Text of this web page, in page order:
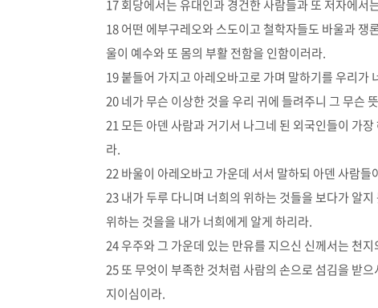
17 회당에서는 유대인과 경건한 사람들과 또 저자에서
18 어떤 에부구레오와 스도이고 철학자들도 바울과
울이 예수와 또 몸의 부활 전함을 인함이러라.
19 붙들어 가지고 아레오바고로 가며 말하기를 우리가
20 네가 무슨 이상한 것을 우리 귀에 들려주니 그 무슨
21 모든 아덴 사람과 거기서 나그네 된 외국인들이 가
라.
22 바울이 아레오바고 가운데 서서 말하되 아덴 사람
23 내가 두루 다니며 너희의 위하는 것들을 보다가 알
위하는 것을을 내가 너희에게 알게 하리라.
24 우주와 그 가운데 있는 만유를 지으신 신께서는 천
25 또 무엇이 부족한 것처럼 사람의 손으로 섬김을 받
지이심이라.